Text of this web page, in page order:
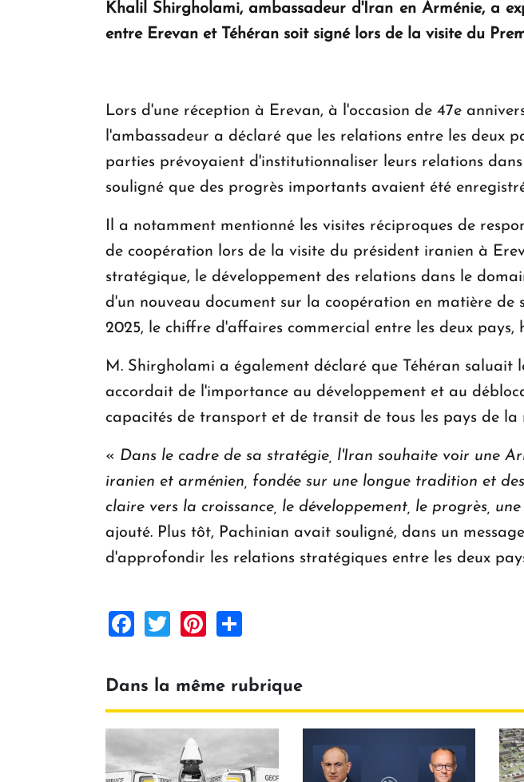
Khalil Shirgholami, ambassadeur d'Iran en Arménie, a
entre Erevan et Téhéran soit signé lors de la visite du
Lors d'une réception à Erevan, à l'occasion de 47e
l'ambassadeur a déclaré que les relations entre les deux
parties prévoyaient d'institutionnaliser leurs relations
souligné que des progrès importants avaient été
Il a notamment mentionné les visites réciproques de
de coopération lors de la visite du président iranien à
stratégique, le développement des relations dans le
d'un nouveau document sur la coopération en matière de
2025, le chiffre d'affaires commercial entre les deux
M. Shirgholami a également déclaré que Téhéran saluait
accordait de l'importance au développement et au
capacités de transport et de transit de tous les pays de la
« Dans le cadre de sa stratégie, l'Iran souhaite voir une
iranien et arménien, fondée sur une longue tradition et
claire vers la croissance, le développement, le progrès,
ajouté. Plus tôt, Pachinian avait souligné, dans un
d'approfondir les relations stratégiques entre les deux
Facebook
TwitterPinterest
Dans la même rubrique